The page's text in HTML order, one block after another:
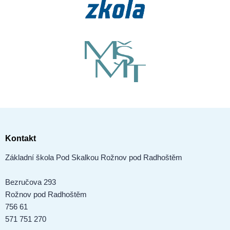
Kontakt
Základní škola Pod Skalkou Rožnov pod Radhoštěm
Bezručova 293
Rožnov pod Radhoštěm
756 61
571 751 270